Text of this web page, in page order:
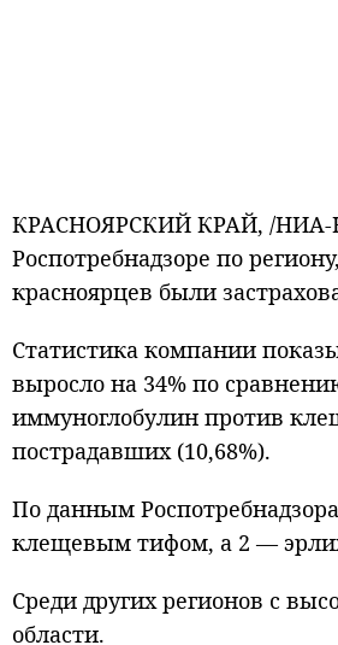
КРАСНОЯРСКИЙ КРАЙ, /НИА-
Роспотребнадзоре по
красноярцев были
Статистика компании
выросло на 34% по
иммуноглобулин против
пострадавших (10,68%).
По данным
клещевым тифом, а 2 —
Среди других регионов с
области.